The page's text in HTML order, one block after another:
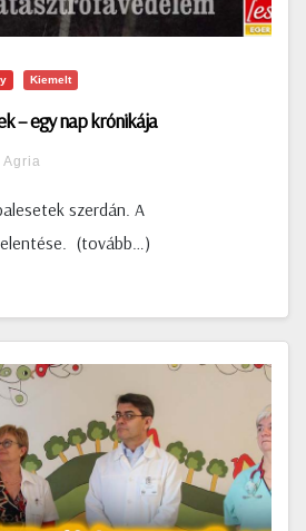
Kiemelt
– egy nap krónikája
Agria
szerdán. A
(tovább…)